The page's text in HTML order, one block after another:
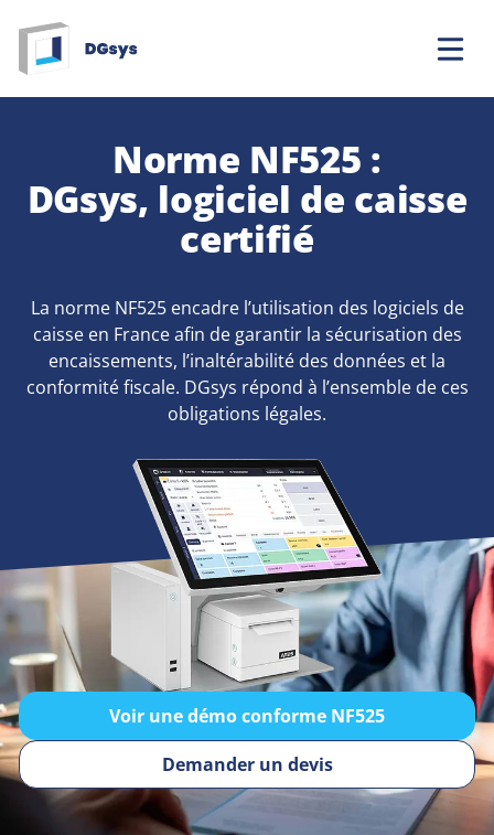
contenu
Norme NF525 :
DGsys, logiciel de caisse
certifié
La norme NF525 encadre l’utilisation des logiciels de
caisse en France afin de garantir la sécurisation des
encaissements, l’inaltérabilité des données et la
conformité fiscale. DGsys répond à l’ensemble de ces
obligations légales.
Voir une démo conforme NF525
Demander un devis